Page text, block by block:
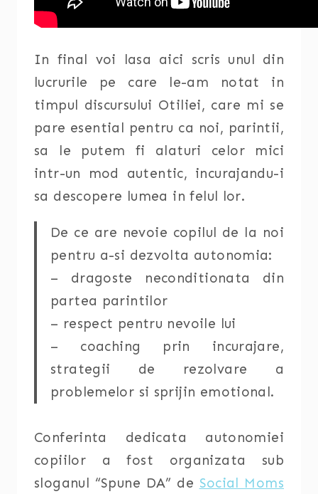
In final voi lasa aici scris unul din
lucrurile pe care le-am notat in
timpul discursului Otiliei, care mi se
pare esential pentru ca noi, parintii,
sa le putem fi alaturi celor mici
intr-un mod autentic, incurajandu-i
sa descopere lumea in felul lor.
De ce are nevoie copilul de la noi
pentru a-si dezvolta autonomia:
– dragoste neconditionata din
partea parintilor
– respect pentru nevoile lui
– coaching prin incurajare,
strategii de rezolvare a
problemelor si sprijin emotional.
Conferinta dedicata autonomiei
copiilor a fost organizata sub
sloganul “Spune DA” de Social Moms